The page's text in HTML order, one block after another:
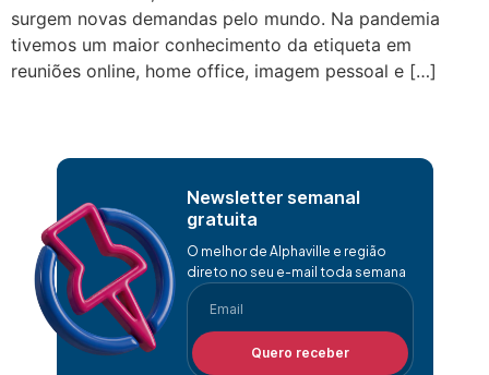
surgem novas demandas pelo mundo. Na pandemia
tivemos um maior conhecimento da etiqueta em
reuniões online, home office, imagem pessoal e […]
Newsletter semanal
gratuita
O melhor de Alphaville e região
direto no seu e-mail toda semana
Quero receber